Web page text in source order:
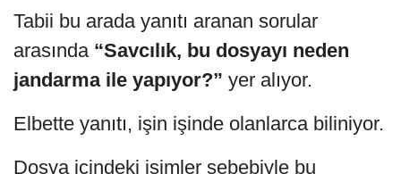
Tabii bu arada yanıtı aranan sorular
arasında “Savcılık, bu dosyayı neden
jandarma ile yapıyor?” yer alıyor.
Elbette yanıtı, işin işinde olanlarca biliniyor.
Dosya içindeki isimler sebebiyle bu